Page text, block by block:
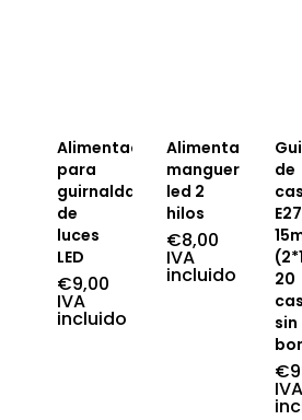
Alimentación
para
guirnalda
de
luces
LED
€9,00
IVA
incluido
Alimentación
manguera
led 2
hilos
€8,00
IVA
incluido
de
20
sin
€
IVA